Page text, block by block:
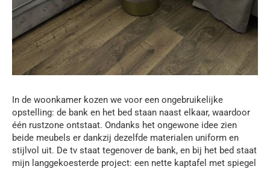
In de woonkamer kozen we voor een ongebruikelijke
opstelling: de bank en het bed staan naast elkaar, waardoor
één rustzone ontstaat. Ondanks het ongewone idee zien
beide meubels er dankzij dezelfde materialen uniform en
stijlvol uit. De tv staat tegenover de bank, en bij het bed staat
mijn langgekoesterde project: een nette kaptafel met spiegel